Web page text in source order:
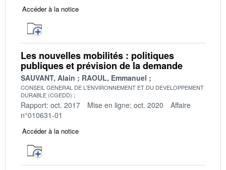
Accéder à la notice
Les nouvelles mobilités : politiques
publiques et prévision de la demande
SAUVANT, Alain RAOUL, Emmanuel
CONSEIL GENERAL DE L'ENVIRONNEMENT ET DU DEVELOPPEMENT
DURABLE (CGEDD)
Rapport: oct. 2017 Mise en ligne: oct. 2020
Affaire
n°010631-01
Accéder à la notice